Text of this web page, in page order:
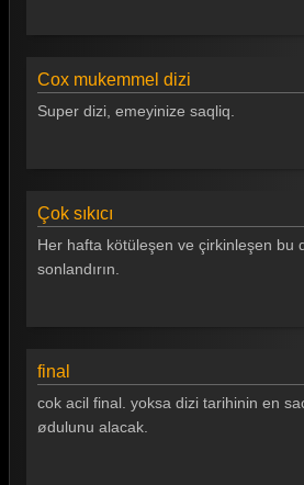
Cox mukemmel dizi
Super dizi, emeyinize saqliq.
Çok sıkıcı
Her hafta kötüleşen ve çirkinleşen bu
sonlandırın.
final
cok acil final. yoksa dizi tarihinin en
ødulunu alacak.